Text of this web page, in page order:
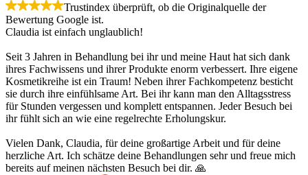
Trustindex überprüft, ob die Originalquelle der
Bewertung Google ist.
Claudia ist einfach unglaublich!
Seit 3 Jahren in Behandlung bei ihr und meine Haut hat sich dank
ihres Fachwissens und ihrer Produkte enorm verbessert. Ihre eigene
Kosmetikreihe ist ein Traum! Neben ihrer Fachkompetenz besticht
sie durch ihre einfühlsame Art. Bei ihr kann man den Alltagsstress
für Stunden vergessen und komplett entspannen. Jeder Besuch bei
ihr fühlt sich an wie eine regelrechte Erholungskur.
Vielen Dank, Claudia, für deine großartige Arbeit und für deine
herzliche Art. Ich schätze deine Behandlungen sehr und freue mich
bereits auf meinen nächsten Besuch bei dir. 🙏